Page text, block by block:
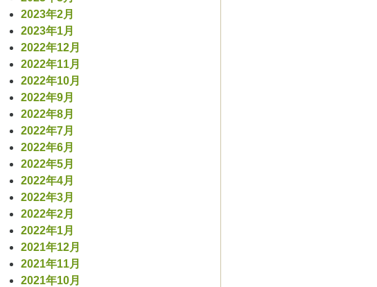
2023年2月
2023年1月
2022年12月
2022年11月
2022年10月
2022年9月
2022年8月
2022年7月
2022年6月
2022年5月
2022年4月
2022年3月
2022年2月
2022年1月
2021年12月
2021年11月
2021年10月